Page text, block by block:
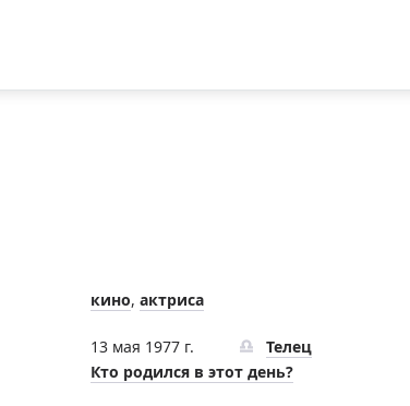
кино, актриса
13 мая 1977 г.
Телец
Кто родился в этот день?